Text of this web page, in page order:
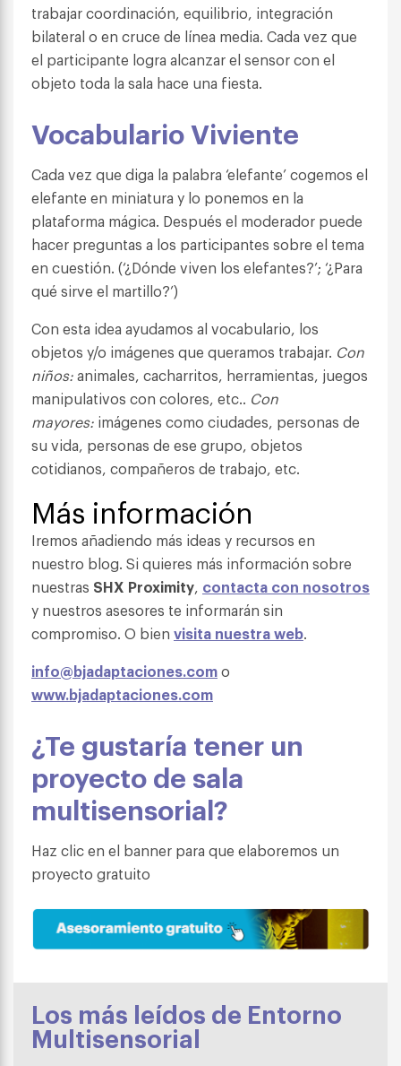
trabajar coordinación, equilibrio, integración
bilateral o en cruce de línea media. Cada vez que
el participante logra alcanzar el sensor con el
objeto toda la sala hace una fiesta.
Vocabulario Viviente
Cada vez que diga la palabra ‘elefante’ cogemos el
elefante en miniatura y lo ponemos en la
plataforma mágica. Después el moderador puede
hacer preguntas a los participantes sobre el tema
en cuestión. (‘¿Dónde viven los elefantes?’; ‘¿Para
qué sirve el martillo?’)
Con esta idea ayudamos al vocabulario, los
objetos y/o imágenes que queramos trabajar. Con
niños:animales, cacharritos, herramientas, juegos
manipulativos con colores, etc.. Con
mayores: imágenes como ciudades, personas de
su vida, personas de ese grupo, objetos
cotidianos, compañeros de trabajo, etc.
Más información
Iremos añadiendo más ideas y recursos en
nuestro blog. Si quieres más información sobre
nuestras SHX Proximity, contacta con nosotros
y nuestros asesores te informarán sin
compromiso. O bien visita nuestra web.
info@bjadaptaciones.como
www.bjadaptaciones.com
¿Te gustaría tener un
proyecto de sala
multisensorial?
Haz clic en el banner para que elaboremos un
proyecto gratuito
Los más leídos de Entorno
Multisensorial